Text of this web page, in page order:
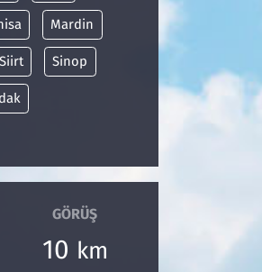
Mardin
Siirt Sinop
GÖRÜŞ
10 km